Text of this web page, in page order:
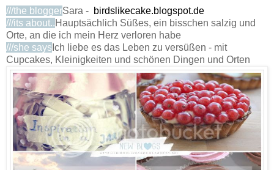
///the bloggerSara - birdslikecake.blogspot.de
///its about..Hauptsächlich Süßes, ein bisschen salzig und
Orte, an die ich mein Herz verloren habe
///she says Ich liebe es das Leben zu versüßen - mit
Cupcakes, Kleinigkeiten und schönen Dingen und Orten